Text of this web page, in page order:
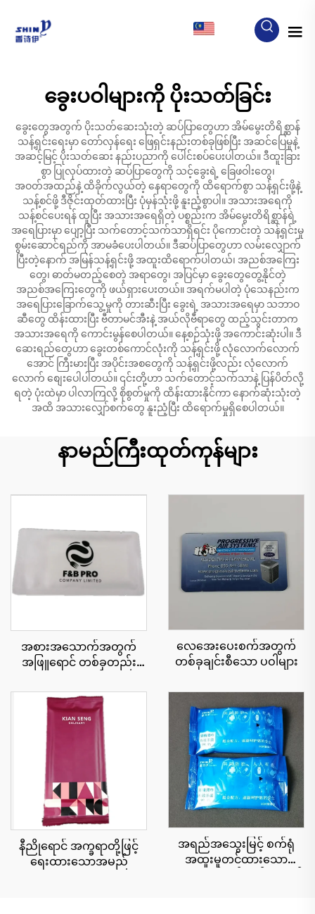
ခွေးပဝါများကို ပိုးသတ်ခြင်း
ခွေးတွေအတွက် ပိုးသတ်ဆေးသုံးတဲ့ ဆပ်ပြာတွေဟာ အိမ်မွေးတိရိစ္ဆာန်
သန့်ရှင်းရေးမှာ တော်လှန်ရေး ဖြေရှင်းနည်းတစ်ခုဖြစ်ပြီး အဆင်ပြေမှုနဲ့
အဆင့်မြင့် ပိုးသတ်ဆေး နည်းပညာကို ပေါင်းစပ်ပေးပါတယ်။ ဒီထူးခြား
စွာ ပြုလုပ်ထားတဲ့ ဆပ်ပြာတွေကို သင့်ခွေးရဲ့ ခြေဖဝါးတွေ၊
အဝတ်အထည်နဲ့ ထိခိုက်လွယ်တဲ့ နေရာတွေကို ထိရောက်စွာ သန့်ရှင်းဖို့နဲ့
သန့်စင်ဖို့ ဒီဇိုင်းထုတ်ထားပြီး ပုံမှန်သုံးဖို့ နူးညံ့စွာပါ။ အသားအရေကို
သန့်စင်ပေးရန် ထူပြီး အသားအရေရှိတဲ့ ပစ္စည်းက အိမ်မွေးတိရိစ္ဆာန်ရဲ့
အရေပြားမှာ ပျော့ပြီး သက်တောင့်သက်သာရှိရင်း ပိုကောင်းတဲ့ သန့်ရှင်းမှု
စွမ်းဆောင်ရည်ကို အာမခံပေးပါတယ်။ ဒီဆပ်ပြာတွေဟာ လမ်းလျှောက်
ပြီးတဲ့နောက် အမြန်သန့်ရှင်းဖို့ အထူးထိရောက်ပါတယ်၊ အညစ်အကြေး
တွေ၊ ဓာတ်မတည့်စေတဲ့ အရာတွေ၊ အပြင်မှာ ခွေးတွေတွေ့နိုင်တဲ့
အညစ်အကြေးတွေကို ဖယ်ရှားပေးတယ်။ အရက်မပါတဲ့ ပုံသေနည်းက
အရေပြားခြောက်သွေ့မှုကို တားဆီးပြီး ခွေးရဲ့ အသားအရေမှာ သဘာဝ
ဆီတွေ ထိန်းထားပြီး ဗီတာမင်အီးနဲ့ အယ်လိုဗီရာတွေ ထည့်သွင်းတာက
အသားအရေကို ကောင်းမွန်စေပါတယ်။ နေ့စဉ်သုံးဖို့ အကောင်းဆုံးပါ။ ဒီ
ဆေးရည်တွေဟာ ခွေးတစ်ကောင်လုံးကို သန့်ရှင်းဖို့ လုံလောက်လောက်
အောင် ကြီးမားပြီး အပိုင်းအစတွေကို သန့်ရှင်းဖို့လည်း လုံလောက်
လောက် စျေးပေါပါတယ်။ ၎င်းတို့ဟာ သက်တောင့်သက်သာနဲ့ ပြန်ပိတ်လို့
ရတဲ့ ပုံးထဲမှာ ပါလာကြလို့ စိုစွတ်မှုကို ထိန်းထားနိုင်ကာ နောက်ဆုံးသုံးတဲ့
အထိ အသားလျှော်စက်တွေ နူးညံ့ပြီး ထိရောက်မှုရှိစေပါတယ်။
နာမည်ကြီးထုတ်ကုန်များ
အစားအသောက်အတွက်
အဖြူရောင် တစ်ခုတည်း
လေအေးပေးစက်အတွက်
တစ်ခုချင်းစီသော ပဝါများ
နီညိုရောင် အက္ခရာတို့ဖြင့်
ရေးထားသောအမည်
အရည်အသွေးမြင့် စက်ရုံ
အထူးမှုတင်ထားသော